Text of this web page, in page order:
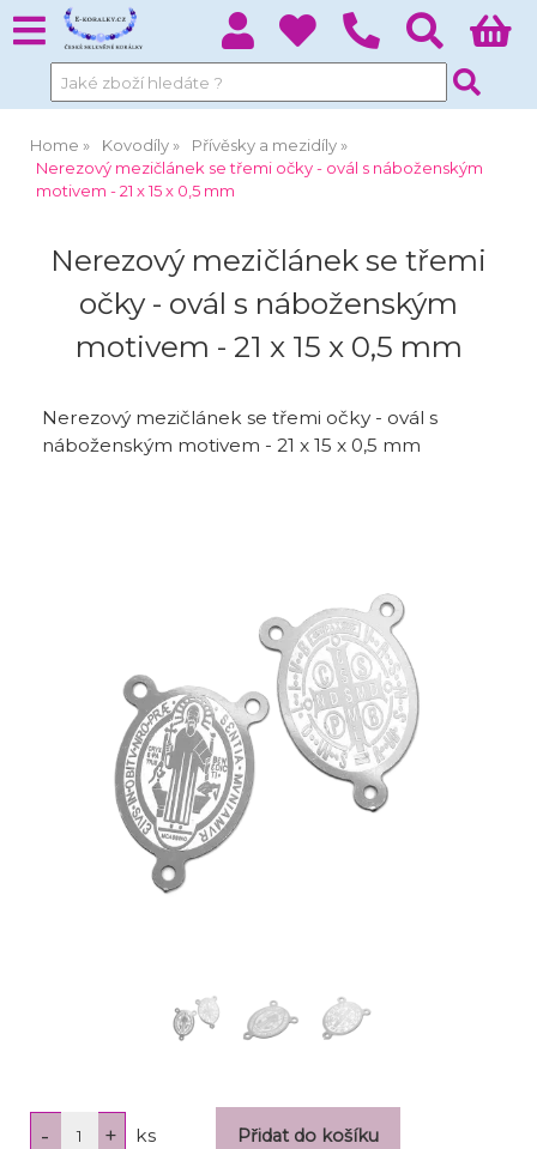
Home Kovodíly
Přívěsky a mezidíly
Nerezový mezičlánek se třemi očky - ovál s náboženským
motivem - 21 x 15 x 0,5 mm
Nerezový mezičlánek se třemi
očky - ovál s náboženským
motivem - 21 x 15 x 0,5 mm
Nerezový mezičlánek se třemi očky - ovál s
náboženským motivem - 21 x 15 x 0,5 mm
ks